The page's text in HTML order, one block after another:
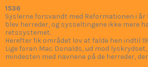
1400-tallet
Her fortrængtes syslerne som kongeligt
til fordel for lenene, der dog stadig kunne
syslerne. Sysseltinget vedblev derimod at
igennem, som retssted for tinglysning,
1536